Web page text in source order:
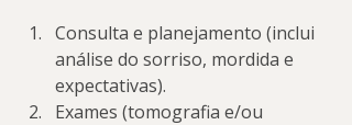
Consulta e planejamento (inclui
análise do sorriso, mordida e
expectativas).
Exames (tomografia e/ou